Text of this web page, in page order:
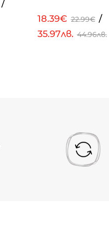
/
18.39€ 22.99€ /
35.97лв. 44.96лв.